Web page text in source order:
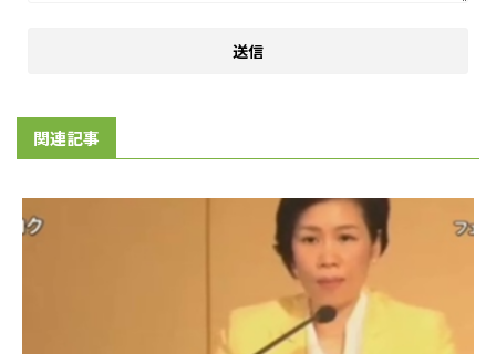
関連記事